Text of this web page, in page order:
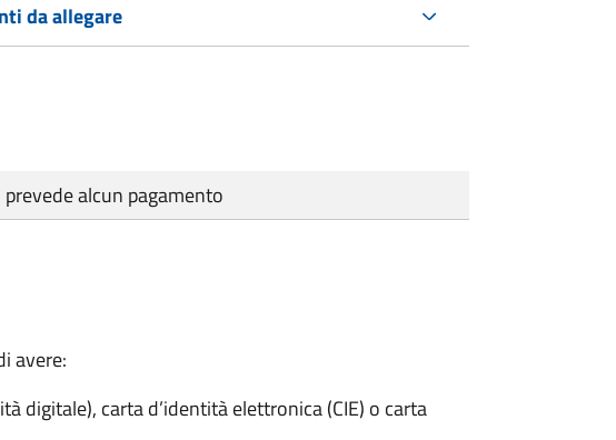
da allegare
alcun pagamento
avere:
digitale), carta d’identità elettronica (CIE) o carta